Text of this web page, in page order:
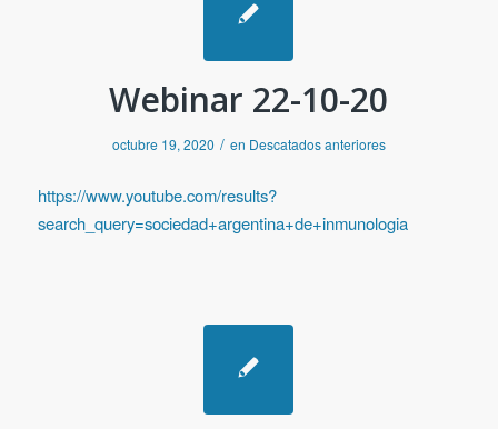
Webinar 22-10-20
octubre 19, 2020 / en Descatados anteriores
https://www.youtube.com/results?
search_query=sociedad+argentina+de+inmunologia